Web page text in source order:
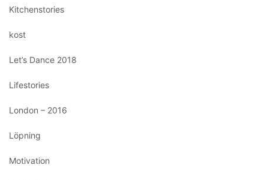
Kitchenstories
kost
Let’s Dance 2018
Lifestories
London – 2016
Löpning
Motivation